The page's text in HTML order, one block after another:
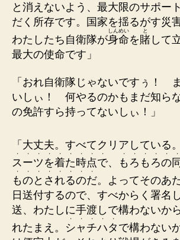
と消えないよう、最大限のサポー
だく所存です。国家を揺るがす災
わたしたち自衛隊が身命
しんめい
を賭
と
して
最大の使命です」
「おれ自衛隊じゃないですぅ！
いしぃ！ 何やるのかもまだ知ら
の免許すら持ってないしぃ！」
「大丈夫。すべてクリアしている
ス
・
ー
・
ツ
・
を
・
着
・
た
・
時
・
点
・
で
・
、 も
・
ろ
・
も
・
ろ
・
の
・
同
・
も
・
の
・
と
・
さ
・
れ
・
る
・
の
・
だ
・
。よってそのあ
日送付するので、すべからく署名
送、わたしに手渡しで構わないか
れたまえ。 シ
・
ャ
・
チ
・
ハ
・
タ
・
で構わない